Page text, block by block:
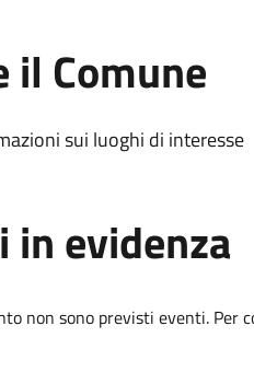
il Comune
sui luoghi di interesse
in evidenza
non sono previsti eventi. Per